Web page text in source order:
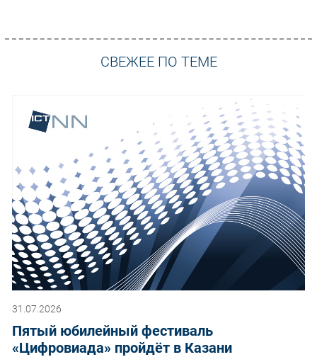
СВЕЖЕЕ ПО ТЕМЕ
31.07.2026
Пятый юбилейный фестиваль
«Цифровиада» пройдёт в Казани